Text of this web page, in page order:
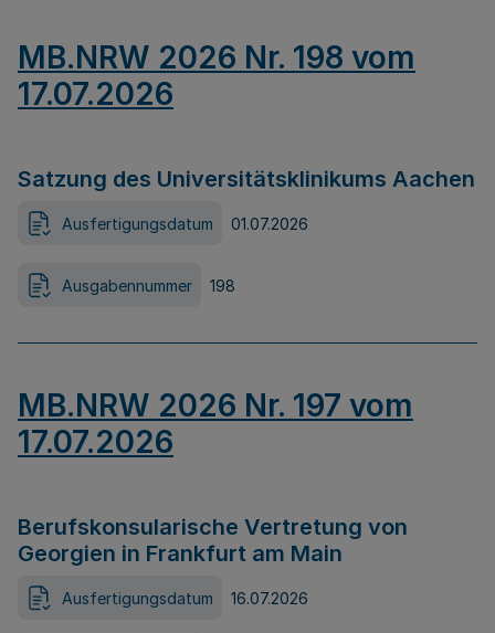
MB.NRW 2026 Nr. 198 vom
17.07.2026
Satzung des Universitätsklinikums Aachen
Ausfertigungsdatum 01.07.2026
Ausgabennummer 198
MB.NRW 2026 Nr. 197 vom
17.07.2026
Berufskonsularische Vertretung von
Georgien in Frankfurt am Main
Ausfertigungsdatum 16.07.2026